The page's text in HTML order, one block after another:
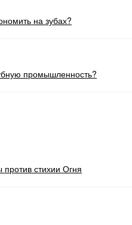
на зубах?
промышленность?
стихии Огня